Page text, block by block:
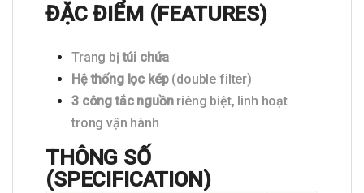
ĐẶC ĐIỂM (FEATURES)
Trang bịtúi chứa
Hệ thống lọc kép(double filter)
3 công tắc nguồnriêng biệt, linh hoạt
trong vận hành
THÔNG SỐ
(SPECIFICATION)